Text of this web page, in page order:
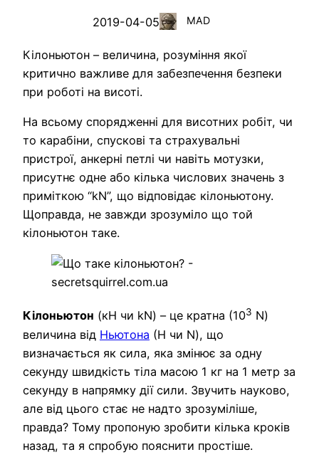
2019-04-05 MAD
Кілоньютон – величина, розуміння якої
критично важливе для забезпечення безпеки
при роботі на висоті.
На всьому спорядженні для висотних робіт, чи
то карабіни, спускові та страхувальні
пристрої, анкерні петлі чи навіть мотузки,
присутнє одне або кілька числових значень з
приміткою “kN”, що відповідає кілоньютону.
Щоправда, не завжди зрозуміло що той
кілоньютон таке.
Кілоньютон (кН чи kN) – це кратна (103 N)
величина від Ньютона (Н чи N), що
визначається як сила, яка змінює за одну
секунду швидкість тіла масою 1 кг на 1 метр за
секунду в напрямку дії сили. Звучить науково,
але від цього стає не надто зрозуміліше,
правда? Тому пропоную зробити кілька кроків
назад, та я спробую пояснити простіше.